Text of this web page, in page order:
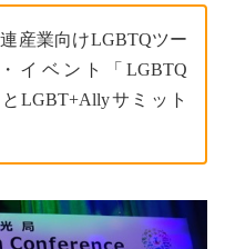
産業向けLGBTQツー
イベント「LGBTQ
とLGBT+Allyサミット